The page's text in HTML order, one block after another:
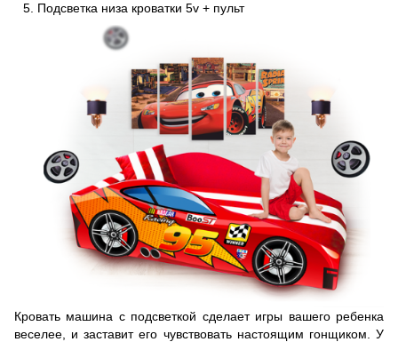
Подсветка низа кроватки 5v + пульт
Кровать машина с подсветкой сделает игры вашего ребенка
веселее, и заставит его чувствовать настоящим гонщиком. У